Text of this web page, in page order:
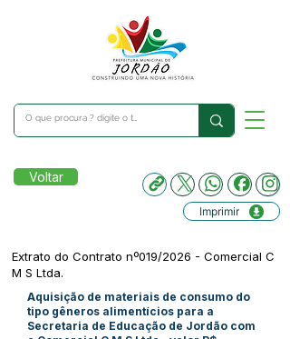
Voltar
Imprimir
Extrato do Contrato nº019/2026 - Comercial C
M S Ltda.
Aquisição de materiais de consumo do
tipo gêneros alimentícios para a
Secretaria de Educação de Jordão com